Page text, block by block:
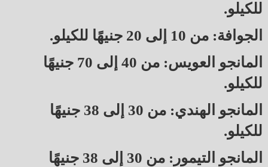
للكيلو.
الجوافة: من 10 إلى 20 جنيهًا للكيلو.
المانجو العويس: من 40 إلى 70 جنيهًا
للكيلو.
المانجو الهندي: من 30 إلى 38 جنيهًا
للكيلو.
المانجو التيمور: من 30 إلى 38 جنيهًا